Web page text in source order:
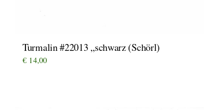
Turmalin #22013 „schwarz (Schörl)
€ 14,00